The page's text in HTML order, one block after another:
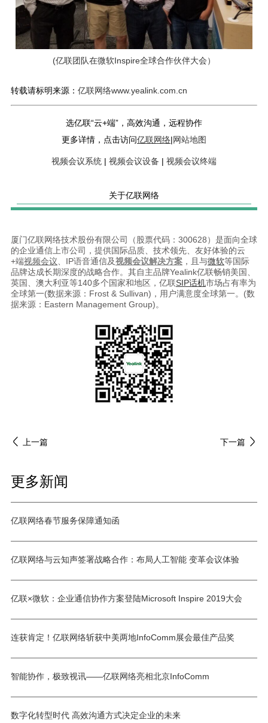
(亿联团队在微软Inspire全球合作伙伴大会）
转载请标明来源： 亿联网络www.yealink.com.cn
选亿联“云+端”，高效沟通，远程协作
更多详情，点击访问亿联网络|网站地图
视频会议系统 | 视频会议设备 | 视频会议终端
关于亿联网络
厦门亿联网络技术股份有限公司（股票代码：300628）是面向全球
的企业通信上市公司，提供国际品质、技术领先、友好体验的云
+端视频会议、IP语音通信及视频会议解决方案 ，且与微软等国际
品牌达成长期深度的战略合作。其自主品牌Yealink亿联畅销美国、
英国、澳大利亚等140多个国家和地区，亿联SIP话机市场占有率为
全球第一(数据来源：Frost & Sullivan)，用户满意度全球第一。(数
据来源：Eastern Management Group)。
上一篇 下一篇
更多新闻
亿联网络春节服务保障通知函
亿联网络与云知声签署战略合作：布局人工智能 变革会议体验
亿联×微软：企业通信协作方案登陆Microsoft Inspire 2019大会
连获肯定！亿联网络斩获中美两地InfoComm展会最佳产品奖
智能协作，极致视讯——亿联网络亮相北京InfoComm
数字化转型时代 高效沟通方式决定企业的未来